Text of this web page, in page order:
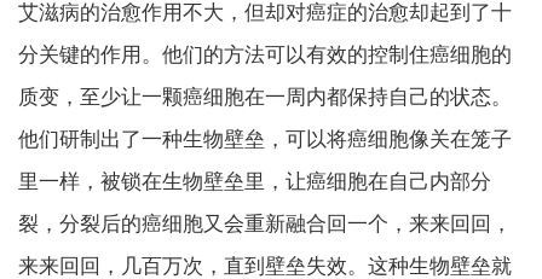
艾滋病的治愈作用不大，但却对癌症的治愈却起到了十
分关键的作用。他们的方法可以有效的控制住癌细胞的
质变，至少让一颗癌细胞在一周内都保持自己的状态。
他们研制出了一种生物壁垒，可以将癌细胞像关在笼子
里一样，被锁在生物壁垒里，让癌细胞在自己内部分
裂，分裂后的癌细胞又会重新融合回一个，来来回回，
来来回回，几百万次，直到壁垒失效。这种生物壁垒就